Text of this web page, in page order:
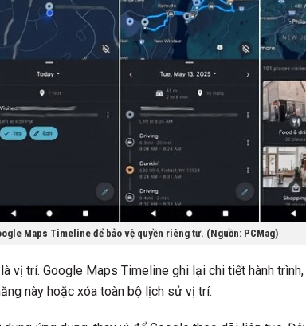
Maps Timeline để bảo vệ quyền riêng tư. (Nguồn: PCMag)
vị trí. Google Maps Timeline ghi lại chi tiết hành
này hoặc xóa toàn bộ lịch sử vị trí.